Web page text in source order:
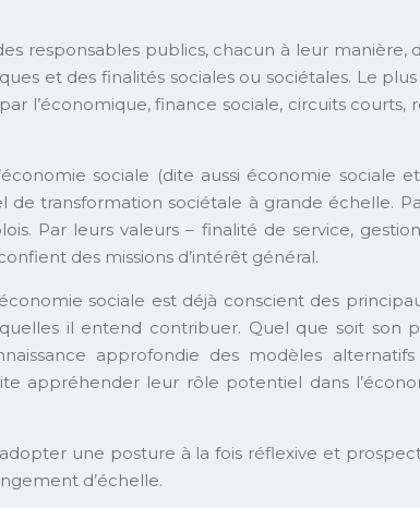
responsables publics, chacun à leur
et des finalités sociales ou sociétales. Le
l’économique, finance sociale, circuits
sociale (dite aussi économie
transformation sociétale à grande échelle.
Par leurs valeurs – finalité de service,
des missions d’intérêt général.
sociale est déjà conscient des
il entend contribuer. Quel que soit son
approfondie des modèles
appréhender leur rôle potentiel dans
une posture à la fois réflexive et
d’échelle.